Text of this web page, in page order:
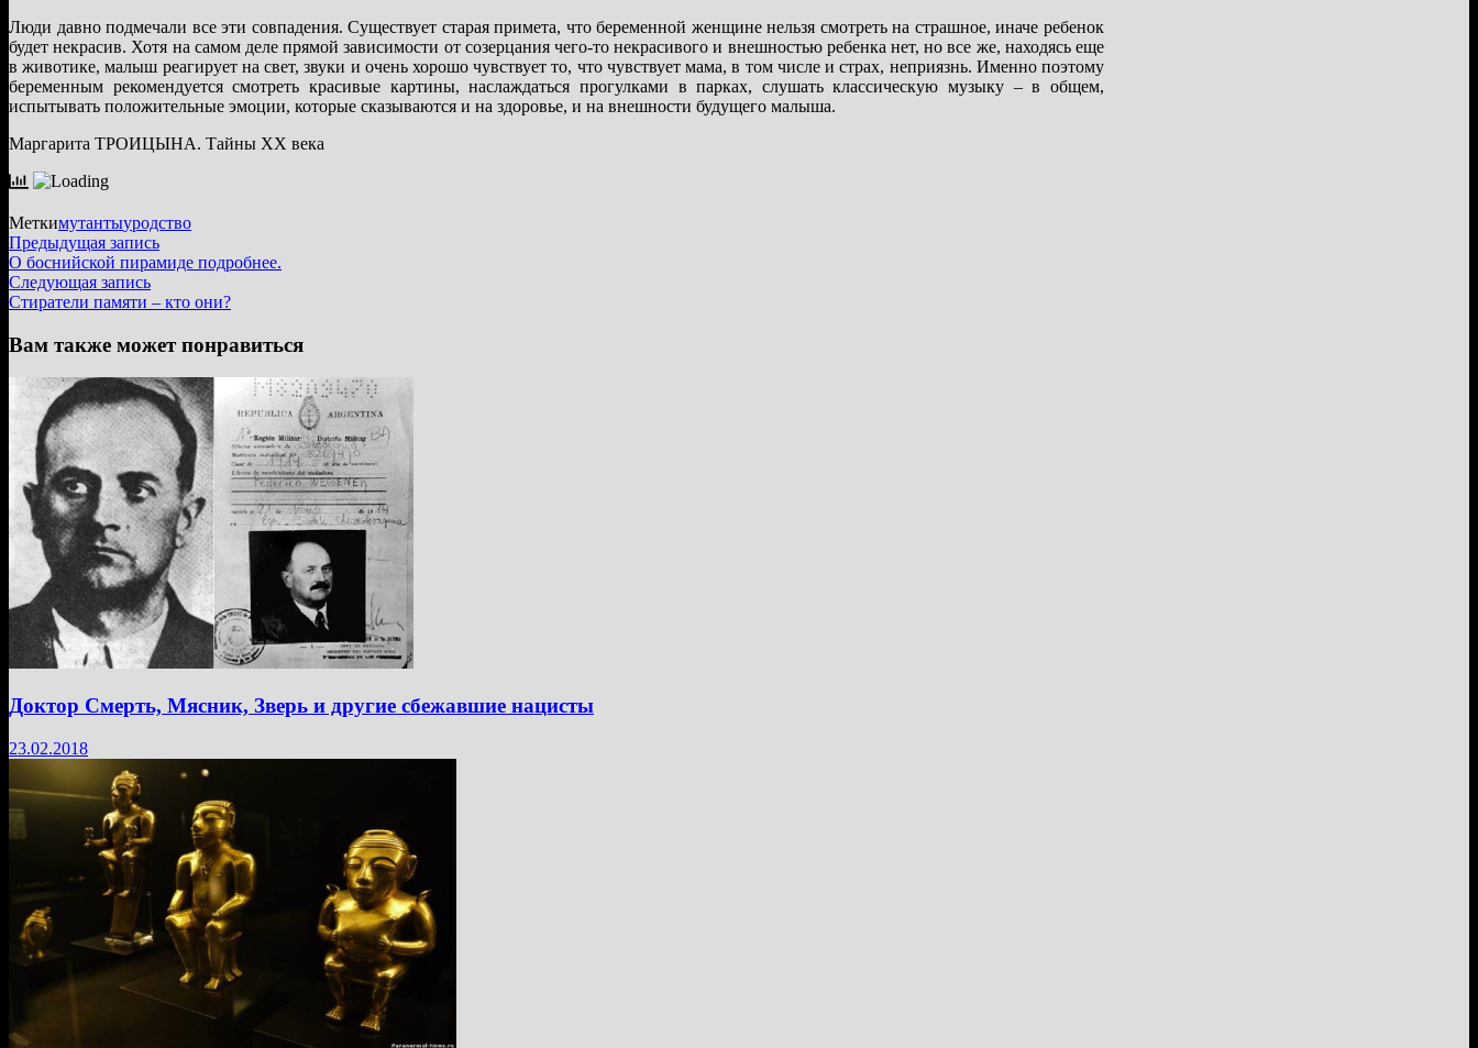
Люди давно подмечали все эти совпадения. Существует старая примета, что беременной женщине нельзя смотреть на страшное, иначе ребенок
будет некрасив. Хотя на самом деле прямой зависимости от созерцания чего-то некрасивого и внешностью ребенка нет, но все же, находясь еще
в животике, малыш реагирует на свет, звуки и очень хорошо чувствует то, что чувствует мама, в том числе и страх, неприязнь. Именно поэтому
беременным рекомендуется смотреть красивые картины, наслаждаться прогулками в парках, слушать классическую музыку – в общем,
испытывать положительные эмоции, которые сказываются и на здоровье, и на внешности будущего малыша.
Маргарита ТРОИЦЫНА. Тайны ХХ века
Меткимутантыуродство
Навигация
по
записям
Предыдущая записьПредыдущая
запись:
О боснийской пирамиде подробнее.
Следующая записьСледующая
запись:
Стиратели памяти – кто они?
Вам также может понравиться
Доктор Смерть, Мясник, Зверь и другие сбежавшие нацисты
23.02.2018